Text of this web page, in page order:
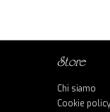
store
Chi siamo
Cookie policy